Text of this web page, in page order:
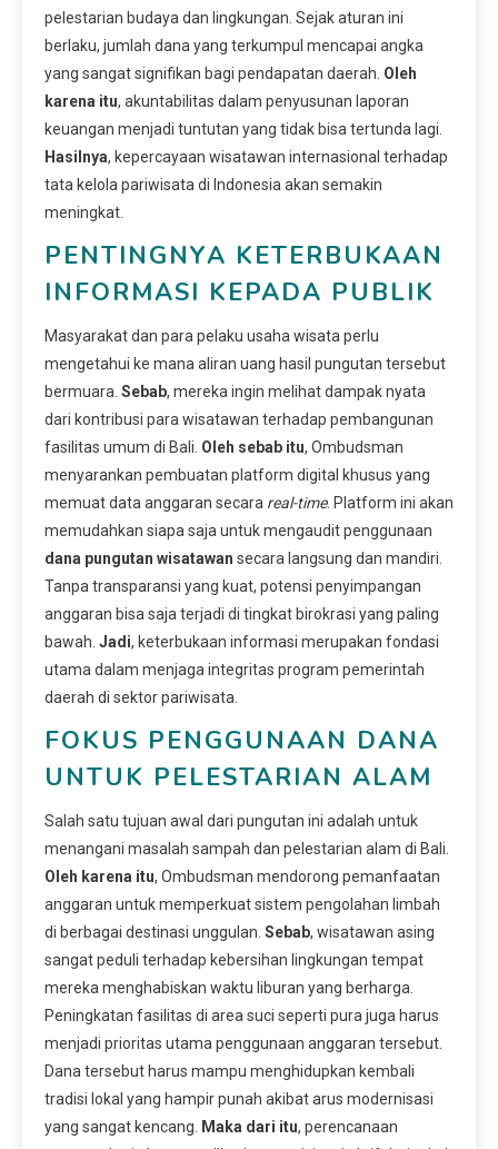
pelestarian budaya dan lingkungan. Sejak aturan ini
berlaku, jumlah dana yang terkumpul mencapai angka
yang sangat signifikan bagi pendapatan daerah. Oleh
karena itu, akuntabilitas dalam penyusunan laporan
keuangan menjadi tuntutan yang tidak bisa tertunda lagi.
Hasilnya, kepercayaan wisatawan internasional terhadap
tata kelola pariwisata di Indonesia akan semakin
meningkat.
PENTINGNYA KETERBUKAAN
INFORMASI KEPADA PUBLIK
Masyarakat dan para pelaku usaha wisata perlu
mengetahui ke mana aliran uang hasil pungutan tersebut
bermuara. Sebab, mereka ingin melihat dampak nyata
dari kontribusi para wisatawan terhadap pembangunan
fasilitas umum di Bali. Oleh sebab itu, Ombudsman
menyarankan pembuatan platform digital khusus yang
memuat data anggaran secara real-time. Platform ini akan
memudahkan siapa saja untuk mengaudit penggunaan
dana pungutan wisatawan secara langsung dan mandiri.
Tanpa transparansi yang kuat, potensi penyimpangan
anggaran bisa saja terjadi di tingkat birokrasi yang paling
bawah. Jadi, keterbukaan informasi merupakan fondasi
utama dalam menjaga integritas program pemerintah
daerah di sektor pariwisata.
FOKUS PENGGUNAAN DANA
UNTUK PELESTARIAN ALAM
Salah satu tujuan awal dari pungutan ini adalah untuk
menangani masalah sampah dan pelestarian alam di Bali.
Oleh karena itu, Ombudsman mendorong pemanfaatan
anggaran untuk memperkuat sistem pengolahan limbah
di berbagai destinasi unggulan. Sebab, wisatawan asing
sangat peduli terhadap kebersihan lingkungan tempat
mereka menghabiskan waktu liburan yang berharga.
Peningkatan fasilitas di area suci seperti pura juga harus
menjadi prioritas utama penggunaan anggaran tersebut.
Dana tersebut harus mampu menghidupkan kembali
tradisi lokal yang hampir punah akibat arus modernisasi
yang sangat kencang.
Maka dari itu, perencanaan